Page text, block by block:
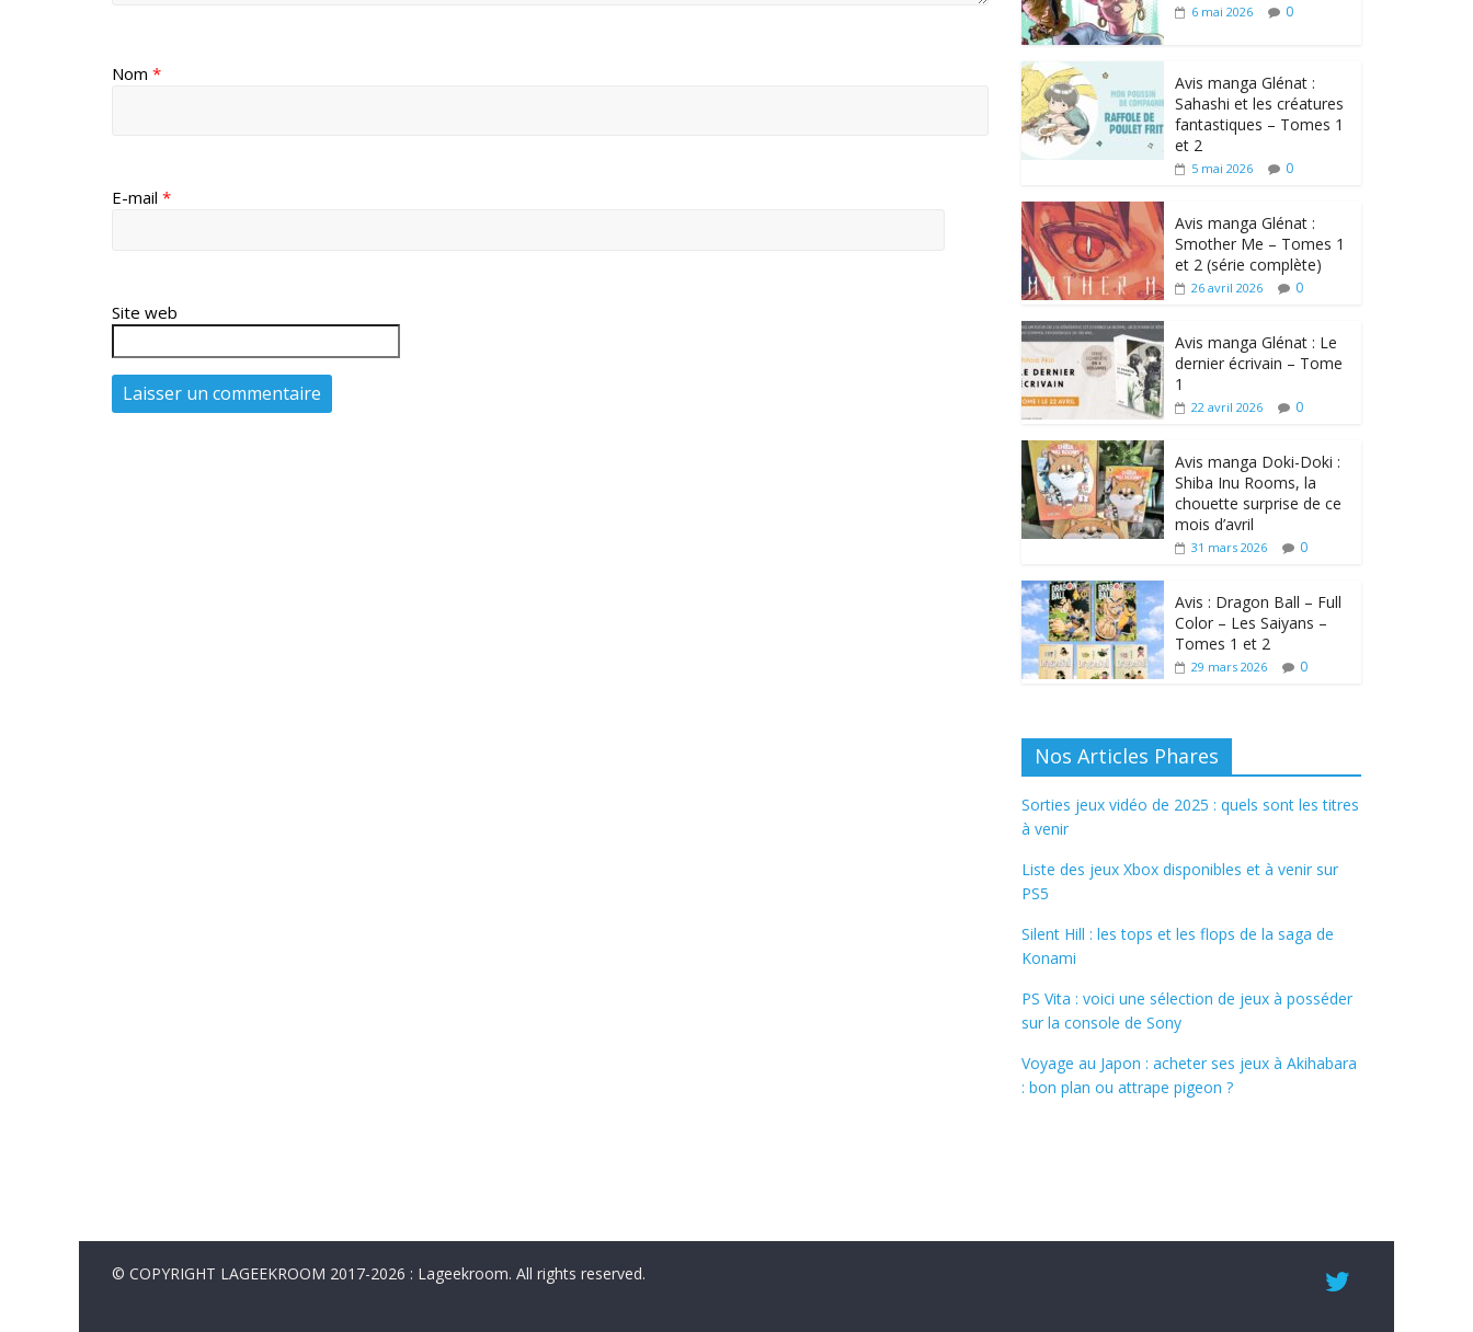
Nom *
E-mail *
Site web
6 mai 2026 0
Avis manga Glénat :
Sahashi et les créatures
fantastiques – Tomes 1
et 2
5 mai 2026 0
Avis manga Glénat :
Smother Me – Tomes 1
et 2 (série complète)
26 avril 2026 0
Avis manga Glénat : Le
dernier écrivain – Tome
1
22 avril 2026 0
Avis manga Doki-Doki :
Shiba Inu Rooms, la
chouette surprise de ce
mois d’avril
31 mars 2026 0
Avis : Dragon Ball – Full
Color – Les Saiyans –
Tomes 1 et 2
29 mars 2026 0
Nos Articles Phares
Sorties jeux vidéo de 2025 : quels sont les titres
à venir
Liste des jeux Xbox disponibles et à venir sur
PS5
Silent Hill : les tops et les flops de la saga de
Konami
PS Vita : voici une sélection de jeux à posséder
sur la console de Sony
Voyage au Japon : acheter ses jeux à Akihabara
: bon plan ou attrape pigeon ?
© COPYRIGHT LAGEEKROOM 2017-2026 : Lageekroom. All rights reserved.